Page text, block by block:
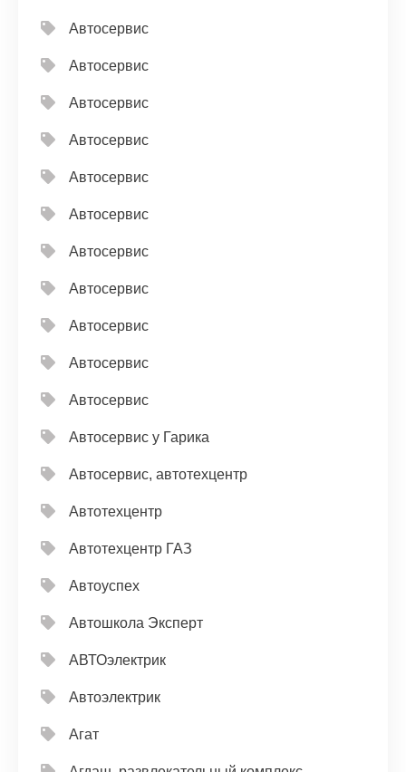
Автосервис
Автосервис
Автосервис
Автосервис
Автосервис
Автосервис
Автосервис
Автосервис
Автосервис
Автосервис
Автосервис
Автосервис у Гарика
Автосервис, автотехцентр
Автотехцентр
Автотехцентр ГАЗ
Автоуспех
Автошкола Эксперт
АВТОэлектрик
Автоэлектрик
Агат